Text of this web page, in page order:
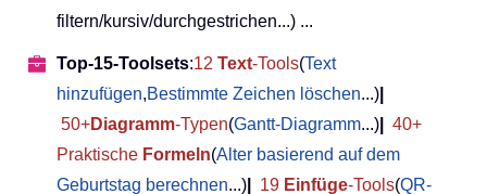
filtern/kursiv/durchgestrichen...) ...
Top-15-Toolsets:12 Text-Tools(Text
hinzufügen,Bestimmte Zeichen löschen...)
50+Diagramm-Typen(Gantt-Diagramm...)
40+
Praktische Formeln(Alter basierend auf dem
Geburtstag berechnen...) 19 Einfüge-Tools(QR-